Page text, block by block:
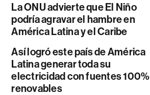
La ONU advierte que El Niño
podría agravar el hambre en
América Latina y el Caribe
Así logró este país de América
Latina generar toda su
electricidad con fuentes 100%
renovables